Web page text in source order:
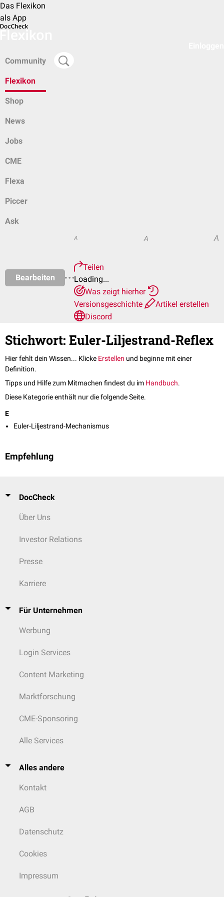
Das Flexikon
als App
Community
Flexikon
Shop
News
Jobs
CME
Flexa
Piccer
Ask
Bearbeiten
A A A
Teilen
Loading...
Was zeigt hierher
Versionsgeschichte
Artikel erstellen
Discord
Stichwort: Euler-Liljestrand-Reflex
Hier fehlt dein Wissen... Klicke Erstellen und beginne mit einer
Definition.
Tipps und Hilfe zum Mitmachen findest du im Handbuch.
Diese Kategorie enthält nur die folgende Seite.
E
Euler-Liljestrand-Mechanismus
Empfehlung
DocCheck
Über Uns
Investor Relations
Presse
Karriere
Für Unternehmen
Werbung
Login Services
Content Marketing
Marktforschung
CME-Sponsoring
Alle Services
Alles andere
Kontakt
AGB
Datenschutz
Cookies
Impressum